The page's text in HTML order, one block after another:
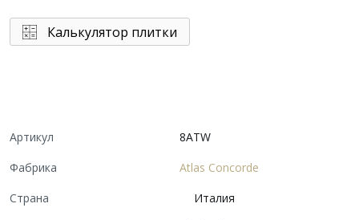
Калькулятор плитки
Артикул
8ATW
Фабрика
Atlas Concorde
Страна
Италия